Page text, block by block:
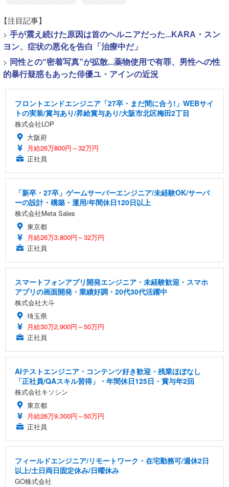
【注目記事】
> 手が震え続けた原因は首のヘルニアだった...KARA・スン
ヨン、症状の悪化を告白「治療中だ」
> 同性との“密着写真”が拡散...薬物使用で有罪、男性への性
的暴行疑惑もあった俳優ユ・アインの近況
フロントエンドエンジニア「27卒・まだ間に合う!」WEBサイ
トの実装/賞与あり/昇給賞与あり/大阪市北区梅田2丁目
株式会社LOP
大阪府
月給26万800円～32万円
正社員
「新卒・27卒」ゲームサーバーエンジニア/未経験OK/サーバ
ーの設計・構築・運用/年間休日120日以上
株式会社Meta Sales
東京都
月給26万3,800円～32万円
正社員
スマートフォンアプリ開発エンジニア・未経験歓迎・スマホ
アプリの画面開発・業績好調・20代30代活躍中
株式会社大斗
埼玉県
月給30万2,900円～50万円
正社員
AIテストエンジニア・コンテンツ好き歓迎・残業ほぼなし
「正社員/QAスキル習得」・年間休日125日・賞与年2回
株式会社キソシン
東京都
月給26万9,300円～50万円
正社員
フィールドエンジニア/リモートワーク・在宅勤務可/週休2日
以上/土日両日固定休み/日曜休み
GO株式会社